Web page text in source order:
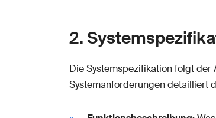
2.
Die Systemspezifikation folgt
Systemanforderungen detailliert